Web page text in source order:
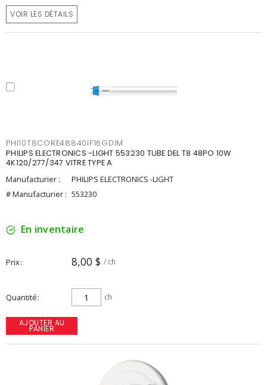
VOIR LES DÉTAILS
PHI10T8CORE48840IF16GDIM
PHILIPS ELECTRONICS -LIGHT 553230 TUBE DEL T8 48PO 10W
4K120/277/347 VITRE TYPE A
Manufacturier :
PHILIPS ELECTRONICS -LIGHT
# Manufacturier : 553230
En inventaire
Prix 8,00 $ / ch
Quantité ch
AJOUTER AU
PANIER